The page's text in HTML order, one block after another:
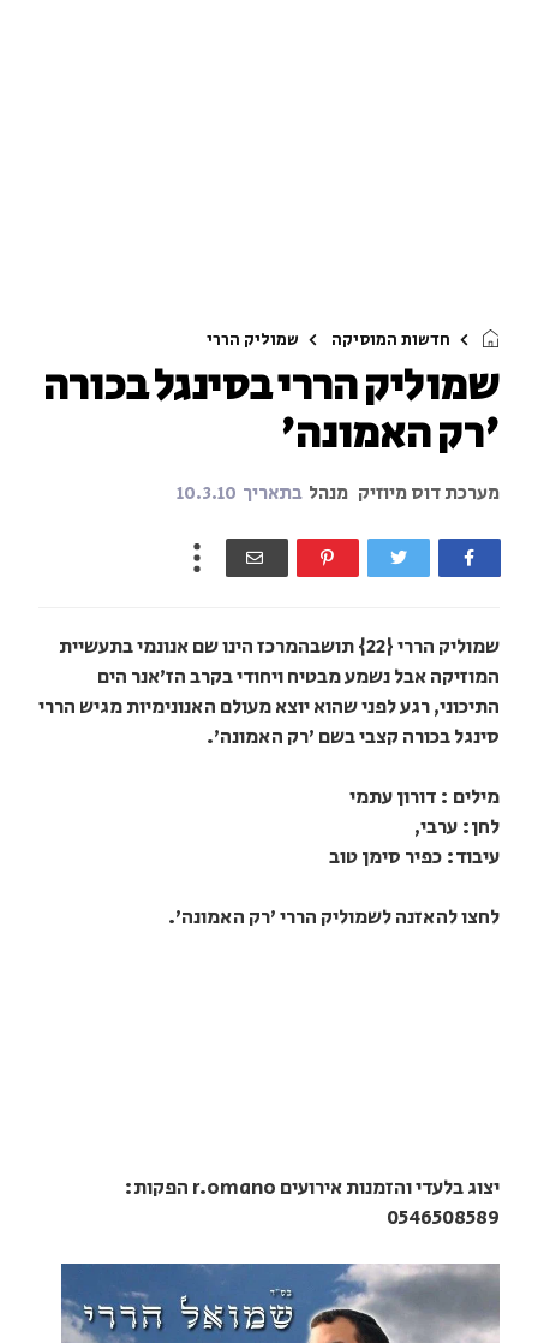
חדשות המוסיקה שמוליק הררי
שמוליק הררי בסינגל בכורה
'רק האמונה'
מערכת דוס מיוזיק מנהל בתאריך 10.3.10
שמוליק הררי {22} תושבהמרכז הינו שם אנונמי בתעשיית
המוזיקה אבל נשמע מבטיח ויחודי בקרב הז'אנר הים
התיכוני, רגע לפני שהוא יוצא מעולם האנונימיות מגיש הררי
סינגל בכורה קצבי בשם 'רק האמונה'.
מילים : דורון עתמי
לחן: ערבי,
עיבוד: כפיר סימן טוב
לחצו להאזנה לשמוליק הררי 'רק האמונה'.
יצוג בלעדי והזמנות אירועים r.omano הפקות:
0546508589